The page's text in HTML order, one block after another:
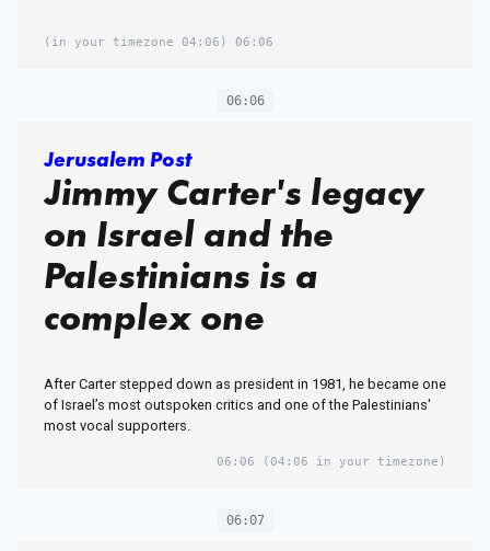
06:06
(04:06 in your timezone)
06:06
Jerusalem Post
Jimmy Carter's legacy
on Israel and the
Palestinians is a
complex one
After Carter stepped down as president in 1981, he became one
of Israel’s most outspoken critics and one of the Palestinians'
most vocal supporters.
06:06 (04:06 in your timezone)
06:07